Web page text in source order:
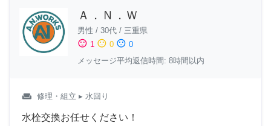
Ａ．Ｎ．Ｗ
男性 / 30代 / 三重県
sentiment_satisfied 1 sentiment_neutral 0 sentiment_dissatisfied 0
メッセージ平均返信時間: 8時間以内
weekend 修理・組立 ▸ 水回り
水栓交換お任せください！